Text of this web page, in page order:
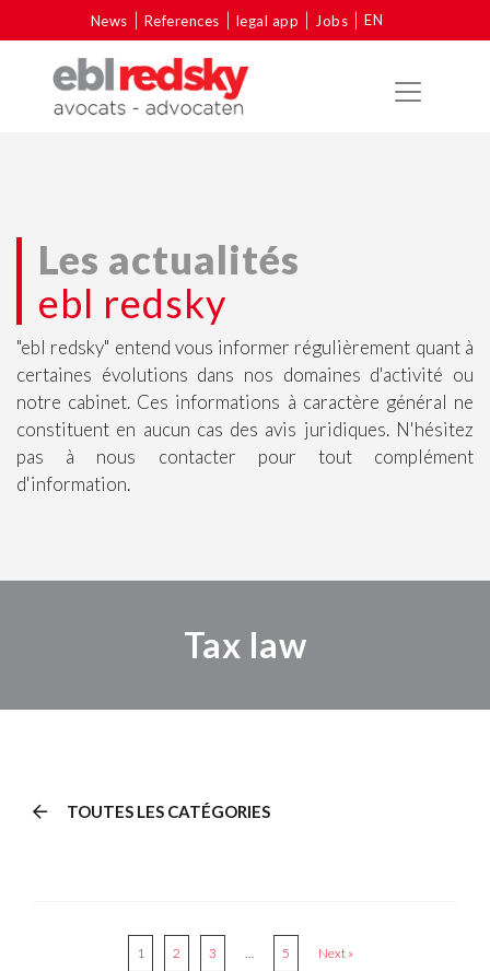
News References legal app Jobs EN
Les actualités
ebl redsky
"ebl redsky" entend vous informer régulièrement quant à
certaines évolutions dans nos domaines d'activité ou
notre cabinet. Ces informations à caractère général ne
constituent en aucun cas des avis juridiques. N'hésitez
pas à nous contacter pour tout complément
d'information.
Tax law
TOUTES LES CATÉGORIES
1 2 3 … 5 Next »